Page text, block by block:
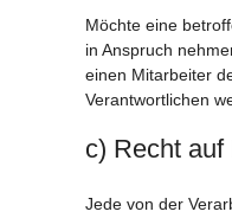
Möchte eine
in Anspruch
einen Mitarbeiter
Verantwortlichen
c) Recht
Jede von der